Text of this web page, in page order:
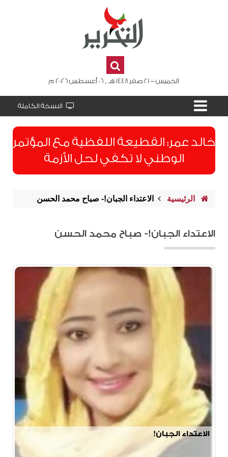
الخميس - 21 صفر 1448 هـ , 06 أغسطس 2026 م
النسخة الكاملة
​خالد عمر: القطيعة اللفظية مع المؤتمر
الوطني لا تكفي لحل الأزمة
الرئيسية الاعتداء الجبان!- صباح محمد الحسن
الاعتداء الجبان!- صباح محمد الحسن
الاعتداء الجبان!